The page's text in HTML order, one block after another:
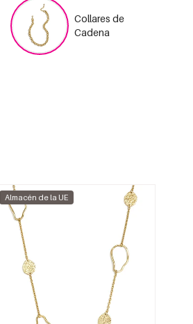
Collares de
Cadena
Almacén de la UE